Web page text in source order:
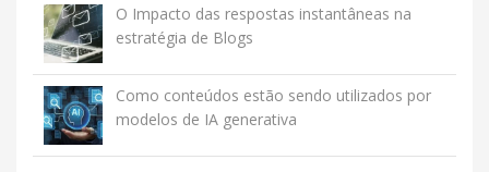
O Impacto das respostas instantâneas na
estratégia de Blogs
Como conteúdos estão sendo utilizados por
modelos de IA generativa